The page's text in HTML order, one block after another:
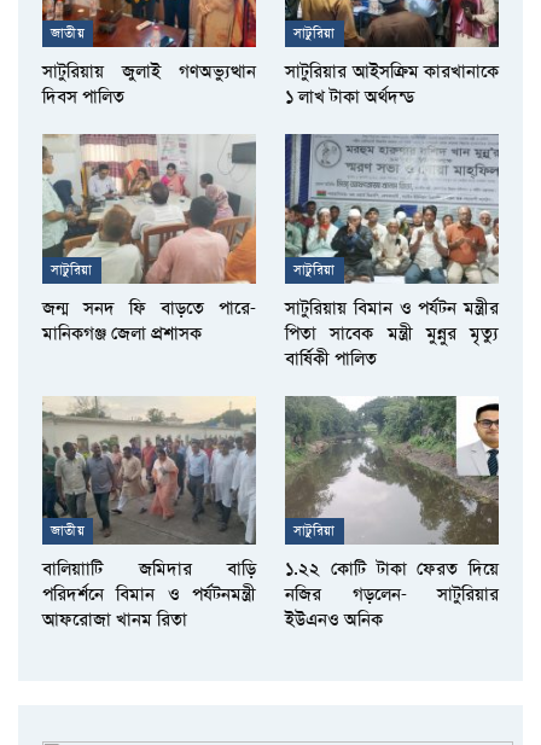
জাতীয়
সাটুরিয়ায় জুলাই গণঅভ্যুত্থান
দিবস পালিত
সাটুরিয়া
সাটুরিয়ার আইসক্রিম কারখানাকে
১ লাখ টাকা অর্থদন্ড
সাটুরিয়া
জন্ম সনদ ফি বাড়তে পারে-
মানিকগঞ্জ জেলা প্রশাসক
সাটুরিয়া
সাটুরিয়ায় বিমান ও পর্যটন মন্ত্রীর
পিতা সাবেক মন্ত্রী মুন্নুর মৃত্যু
বার্ষিকী পালিত
জাতীয়
বালিয়াাটি জমিদার বাড়ি
পরিদর্শনে বিমান ও পর্যটনমন্ত্রী
আফরোজা খানম রিতা
সাটুরিয়া
১.২২ কোটি টাকা ফেরত দিয়ে
নজির গড়লেন- সাটুরিয়ার
ইউএনও অনিক